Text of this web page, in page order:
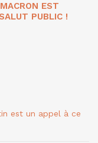
EST
PUBLIC !
est un appel à ce